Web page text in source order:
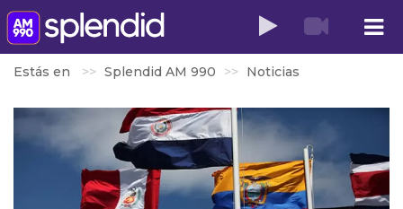
Estás en Splendid AM 990 Noticias